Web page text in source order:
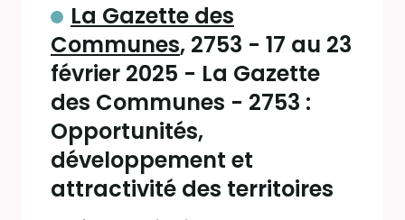
La Gazette des
Communes, 2753 - 17 au 23
février 2025 - La Gazette
des Communes - 2753 :
Opportunités,
développement et
attractivité des territoires